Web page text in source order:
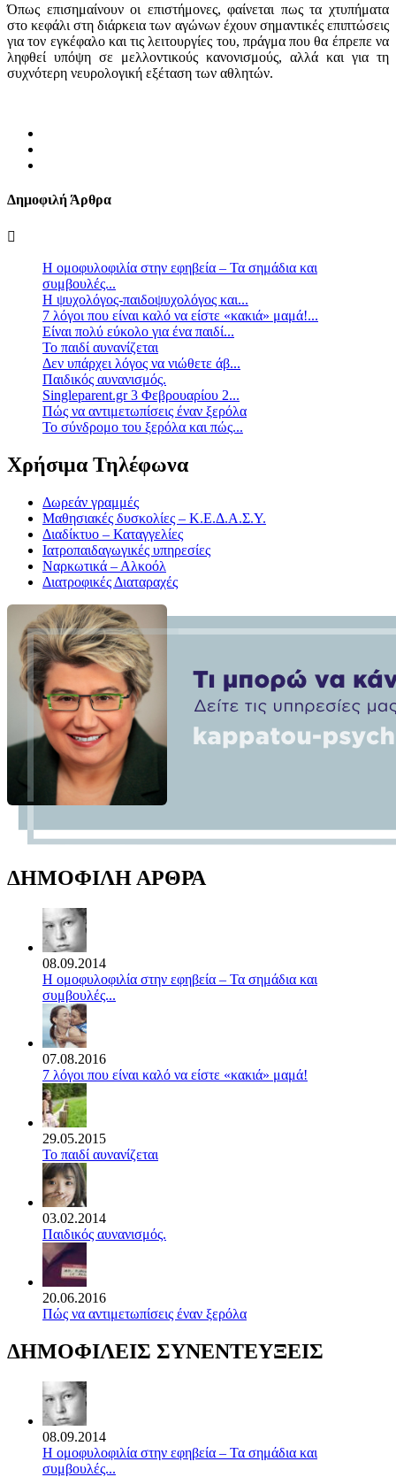
Όπως επισημαίνουν οι επιστήμονες, φαίνεται πως τα χτυπήματα
στο κεφάλι στη διάρκεια των αγώνων έχουν σημαντικές επιπτώσεις
για τον εγκέφαλο και τις λειτουργίες του, πράγμα που θα έπρεπε να
ληφθεί υπόψη σε μελλοντικούς κανονισμούς, αλλά και για τη
συχνότερη νευρολογική εξέταση των αθλητών.
Δημοφιλή Άρθρα
Η ομοφυλοφιλία στην εφηβεία – Τα σημάδια και
συμβουλές...
Η ψυχολόγος-παιδοψυχολόγος και...
7 λόγοι που είναι καλό να είστε «κακιά» μαμά!...
Είναι πολύ εύκολο για ένα παιδί...
Το παιδί αυνανίζεται
Δεν υπάρχει λόγος να νιώθετε άβ...
Παιδικός αυνανισμός.
Singleparent.gr 3 Φεβρουαρίου 2...
Πώς να αντιμετωπίσεις έναν ξερόλα
Το σύνδρομο του ξερόλα και πώς...
Χρήσιμα Τηλέφωνα
Δωρεάν γραμμές
Μαθησιακές δυσκολίες – Κ.Ε.Δ.Α.Σ.Υ.
Διαδίκτυο – Καταγγελίες
Ιατροπαιδαγωγικές υπηρεσίες
Ναρκωτικά – Αλκοόλ
Διατροφικές Διαταραχές
ΔΗΜΟΦΙΛΗ ΑΡΘΡΑ
08.09.2014
Η ομοφυλοφιλία στην εφηβεία – Τα σημάδια και
συμβουλές...
07.08.2016
7 λόγοι που είναι καλό να είστε «κακιά» μαμά!
29.05.2015
Το παιδί αυνανίζεται
03.02.2014
Παιδικός αυνανισμός.
20.06.2016
Πώς να αντιμετωπίσεις έναν ξερόλα
ΔΗΜΟΦΙΛΕΙΣ ΣΥΝΕΝΤΕΥΞΕΙΣ
08.09.2014
Η ομοφυλοφιλία στην εφηβεία – Τα σημάδια και
συμβουλές...